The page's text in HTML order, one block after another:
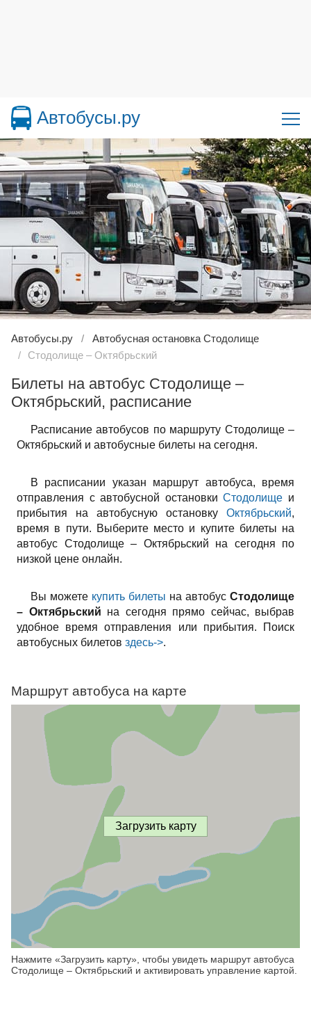
Автобусы.ру
Автобусы.ру
Автобусная остановка Стодолище
Стодолище – Октябрьский
Билеты на автобус Стодолище –
Октябрьский, расписание
Расписание автобусов по маршруту Стодолище –
Октябрьский и автобусные билеты на сегодня.
В расписании указан маршрут автобуса, время
отправления с автобусной остановкиСтодолище и
прибытия на автобусную остановку Октябрьский,
время в пути. Выберите место и купите билеты на
автобус Стодолище – Октябрьский на сегодня по
низкой цене онлайн.
Вы можете купить билеты на автобус Стодолище
– Октябрьский на сегодня прямо сейчас, выбрав
удобное время отправления или прибытия. Поиск
автобусных билетов здесь->.
Маршрут автобуса на карте
Загрузить карту
Нажмите «Загрузить карту», чтобы увидеть маршрут автобуса
Стодолище – Октябрьский и активировать управление картой.